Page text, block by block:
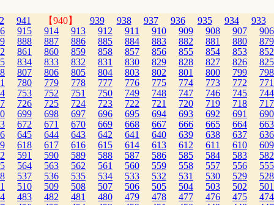
941 【940】 939 938 937 936 935 934 933
915 914 913 912 911 910 909 908 907 906
888 887 886 885 884 883 882 881 880 879
861 860 859 858 857 856 855 854 853 852
834 833 832 831 830 829 828 827 826 825
807 806 805 804 803 802 801 800 799 798
780 779 778 777 776 775 774 773 772 771
753 752 751 750 749 748 747 746 745 744
726 725 724 723 722 721 720 719 718 717
699 698 697 696 695 694 693 692 691 690
672 671 670 669 668 667 666 665 664 663
645 644 643 642 641 640 639 638 637 636
618 617 616 615 614 613 612 611 610 609
591 590 589 588 587 586 585 584 583 582
564 563 562 561 560 559 558 557 556 555
537 536 535 534 533 532 531 530 529 528
510 509 508 507 506 505 504 503 502 501
483 482 481 480 479 478 477 476 475 474